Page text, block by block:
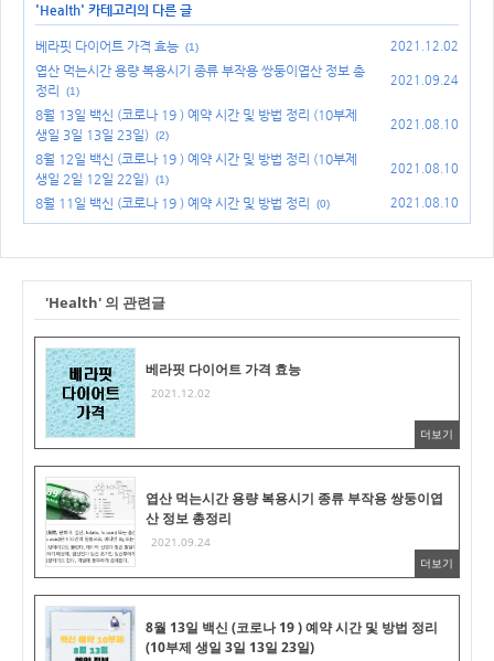
'Health' 카테고리의 다른 글
베라핏 다이어트 가격 효능 (1) 2021.12.02
엽산 먹는시간 용량 복용시기 종류 부작용 쌍둥이엽산 정보 총
정리
(1)
2021.09.24
8월 13일 백신 (코로나 19 ) 예약 시간 및 방법 정리 (10부제
생일 3일 13일 23일) (2)
2021.08.10
8월 12일 백신 (코로나 19 ) 예약 시간 및 방법 정리 (10부제
생일 2일 12일 22일) (1)
2021.08.10
8월 11일 백신 (코로나 19 ) 예약 시간 및 방법 정리 (0) 2021.08.10
'Health' 의 관련글
베라핏 다이어트 가격 효능
2021.12.02
더보기
엽산 먹는시간 용량 복용시기 종류 부작용 쌍둥이엽
산 정보 총정리
2021.09.24
더보기
8월 13일 백신 (코로나 19 ) 예약 시간 및 방법 정리
(10부제 생일 3일 13일 23일)